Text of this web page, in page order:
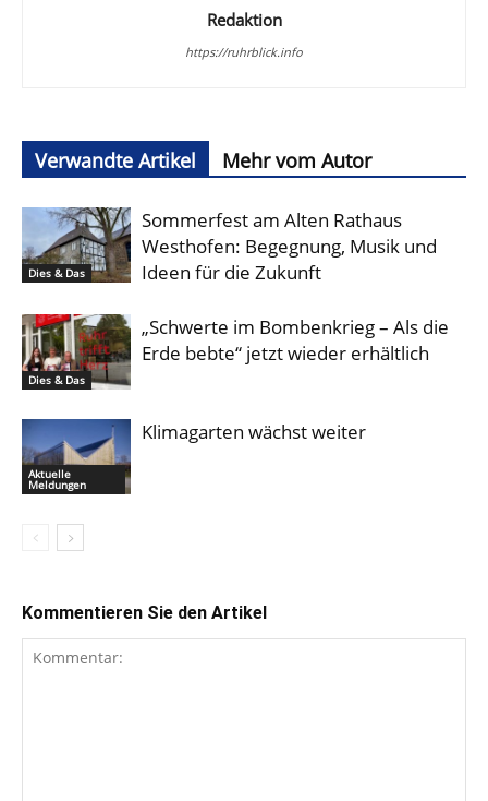
Redaktion
https://ruhrblick.info
Verwandte Artikel Mehr vom Autor
Dies & Das
Sommerfest am Alten Rathaus
Westhofen: Begegnung, Musik und
Ideen für die Zukunft
Dies & Das
„Schwerte im Bombenkrieg – Als die
Erde bebte“ jetzt wieder erhältlich
Aktuelle
Meldungen
Klimagarten wächst weiter
Kommentieren Sie den Artikel